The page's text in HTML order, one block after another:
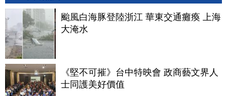
颱風白海豚登陸浙江 華東交通癱瘓 上海
大淹水
《堅不可摧》台中特映會 政商藝文界人
士同護美好價值